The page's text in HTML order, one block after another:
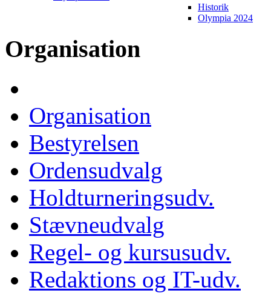
Historik
Olympia 2024
Organisation
Organisation
Bestyrelsen
Ordensudvalg
Holdturneringsudv.
Stævneudvalg
Regel- og kursusudv.
Redaktions og IT-udv.